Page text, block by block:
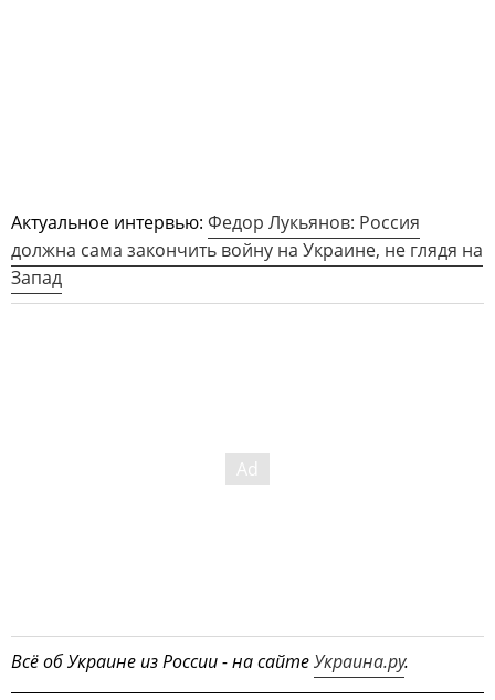
Актуальное интервью: Федор Лукьянов: Россия
должна сама закончить войну на Украине, не глядя на
Запад
Всё об Украине из России - на сайтеУкраина.ру.